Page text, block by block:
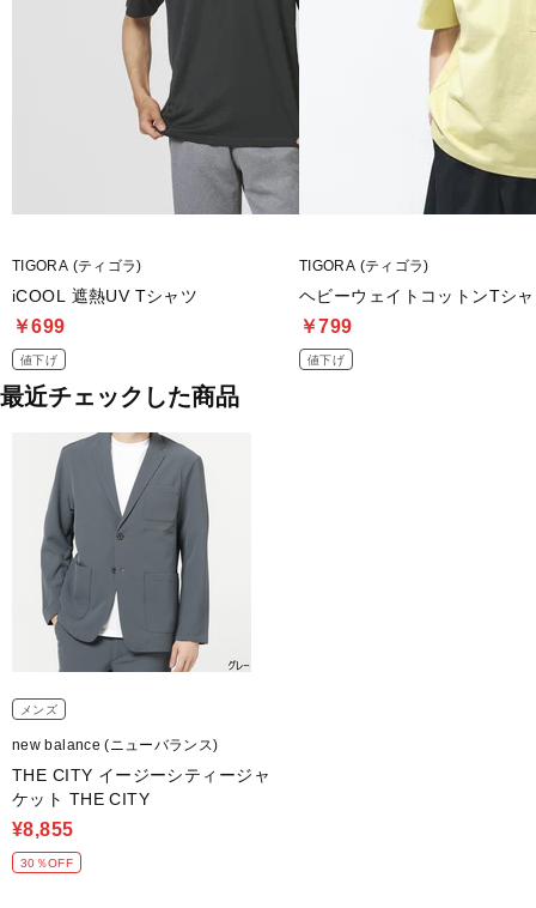
TIGORA (ティゴラ)
iCOOL 遮熱UV Tシャツ
￥699
値下げ
TIGORA (ティゴラ)
ヘビーウェイトコットンTシ
￥799
値下げ
最近チェックした商品
メンズ
new balance (ニューバランス)
THE CITY イージーシティージャ
ケット THE CITY
¥8,855
30％OFF